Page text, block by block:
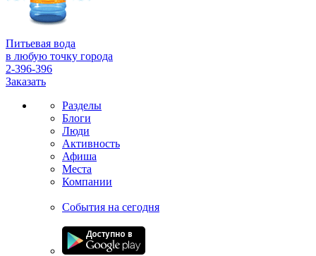
Питьевая вода
в любую точку города
2-396-396
Заказать
Разделы
Блоги
Люди
Активность
Афиша
Места
Компании
События на сегодня